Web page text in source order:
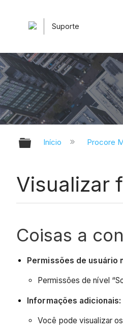
Suporte
Expandir/
Início Procore
Visualizar
Coisas a
Permissões de usuário
Permissões de nível
Informações adicionais:
Você pode visualizar